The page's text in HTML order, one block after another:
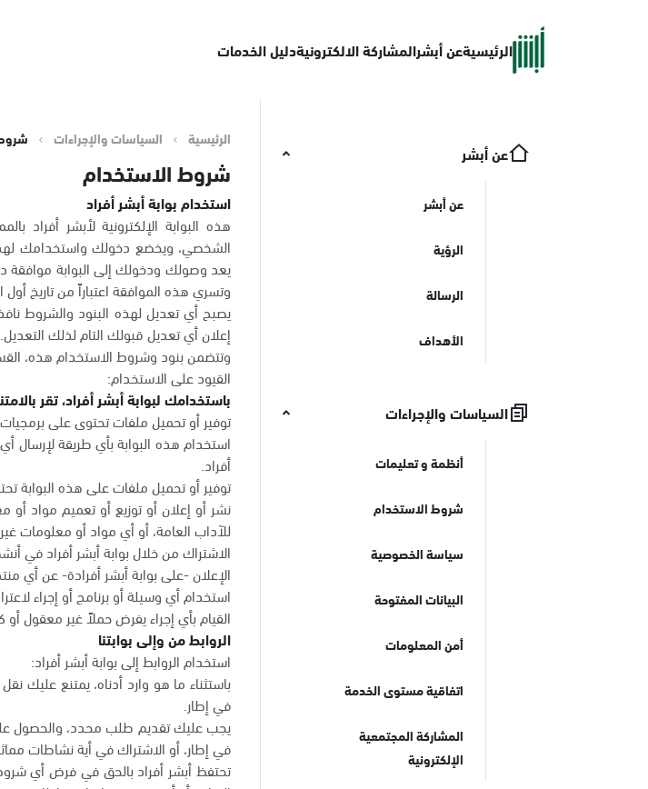
الرئيسيةعن أبشرالمشاركة الالكترونيةدليل الخدمات
عن أبشر
عن أبشر
الرؤية
الرسالة
الأهداف
السياسات والإجراءات
أنظمة و تعليمات
شروط الاستخدام
سياسة الخصوصية
البيانات المفتوحة
أمن المعلومات
اتفاقية مستوى الخدمة
المشاركة المجتمعية
الإلكترونية
الرئيسية السياسات والإجراءات
شروط الاستخدام
استخدام بوابة أبشر أفراد
هذه البوابة الإلكترونية لأبشر أفراد
الشخصي، ويخضع دخولك واستخدامك لهذه
يعد وصولك ودخولك إلى البوابة
وتسري هذه الموافقة اعتباراً من تاريخ
يصبح أي تعديل لهذه البنود والشروط
إعلان أي تعديل قبولك التام لذلك التعديل.
وتتضمن بنود وشروط الاستخدام هذه،
القيود على الاستخدام:
باستخدامك لبوابة أبشر أفراد، تقر
توفير أو تحميل ملفات تحتوى على
استخدام هذه البوابة بأي طريقة لإرسال
أفراد.
توفير أو تحميل ملفات على هذه البوابة
نشر أو إعلان أو توزيع أو تعميم مواد أو
للآداب العامة، أو أي مواد أو معلومات
الاشتراك من خلال بوابة أبشر أفراد في
الإعلان -على بوابة أبشر أفرادة- عن
استخدام أي وسيلة أو برنامج أو إجراء
القيام بأي إجراء يفرض حملاً غير معقول أو
الروابط من وإلى بوابتنا
استخدام الروابط إلى بوابة أبشر أفراد:
باستثناء ما هو وارد أدناه، يمتنع عليك
في إطار.
يجب عليك تقديم طلب محدد، والحصول على
في إطار، أو الاشتراك في أية نشاطات
تحتفظ أبشر أفراد بالحق في فرض أي